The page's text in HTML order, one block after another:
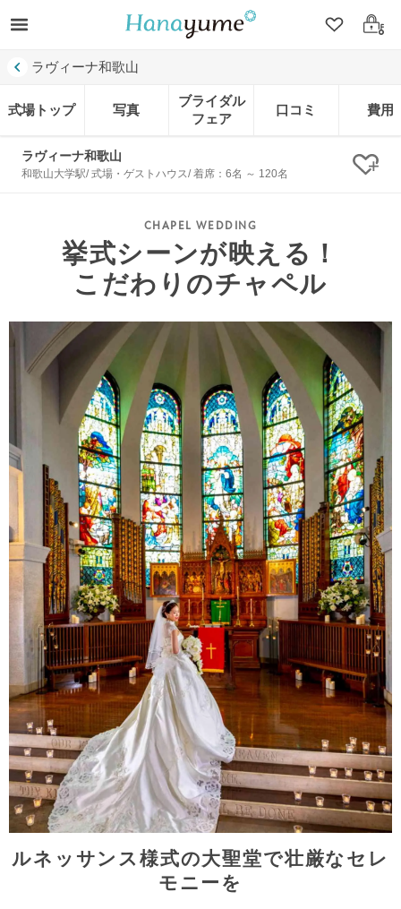
クリップ
ログ
ラヴィーナ和歌山
式場トップ 写真
ブライダル
フェア
口コミ 費用
ラヴィーナ和歌山
和歌山大学駅/ 式場・ゲストハウス/ 着席：6名 ～ 120名 ク
挙式シーンが映える！
こだわりのチャペル
ルネッサンス様式の大聖堂で壮厳なセレ
モニーを